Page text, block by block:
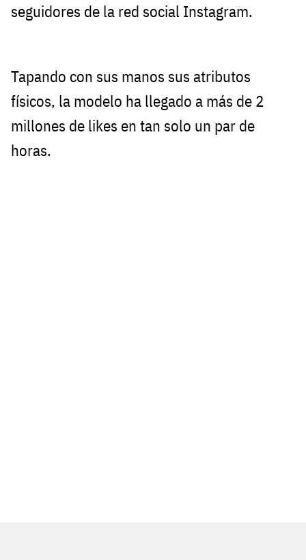
seguidores de la red social Instagram.
Tapando con sus manos sus atributos
físicos, la modelo ha llegado a más de 2
millones de likes en tan solo un par de
horas.